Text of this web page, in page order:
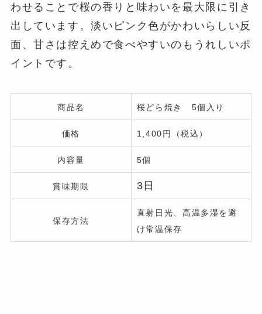
わせることで桜の香りと味わいを最大限に引き
出しています。淡いピンク色がかわいらしい反
面、甘さは控えめで食べやすいのもうれしいポ
イントです。
商品名 桜どら焼き 5個入り
価格 1,400円（税込）
内容量 5個
賞味期限 3日
保存方法
直射日光、高温多湿を避
け常温保存